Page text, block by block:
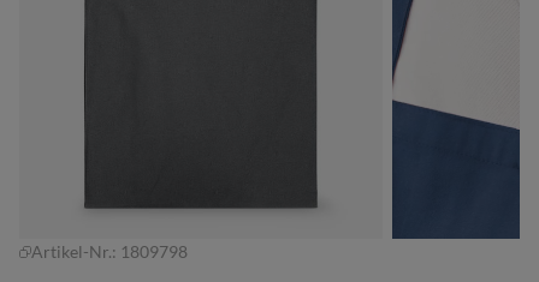
Artikel-Nr.: 1809798